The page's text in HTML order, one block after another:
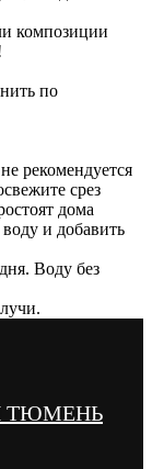
композиции
по
рекомендуется
срез
дома
и добавить
Воду без